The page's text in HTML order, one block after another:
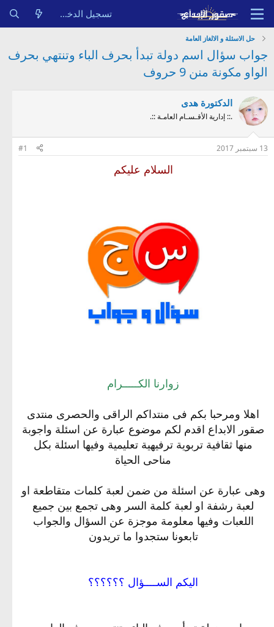
تسجيل الدخول
حل الاسئلة و الالغاز العامة
جواب سؤال اسم دولة تبدأ بحرف الباء وتنتهي بحرف
الواو مكونة منن 9 حروف
الدكتورة هدى
.:: إدارية الأقـسـام العامـة ::.
13 سبتمبر 2017 #1
السلام عليكم
زوارنا الكـــــرام
اهلا ومرحبا بكم فى منتداكم الراقى والحصرى منتدى
صقور الابداع اقدم لكم موضوع عبارة عن اسئلة واجوبة
منها ثقافية تربوية ترفيهية تعليمية وفيها اسئلة بكل
مناحى الحياة
وهى عبارة عن اسئلة من ضمن لعبة كلمات متقاطعة او
لعبة رشفة او لعبة كلمة السر وهى تجمع بين جميع
اللعبات وفيها معلومة موجزة عن السؤال والجواب
تابعونا ستجدوا ما تريدون
اليكم الســــؤال ؟؟؟؟؟؟